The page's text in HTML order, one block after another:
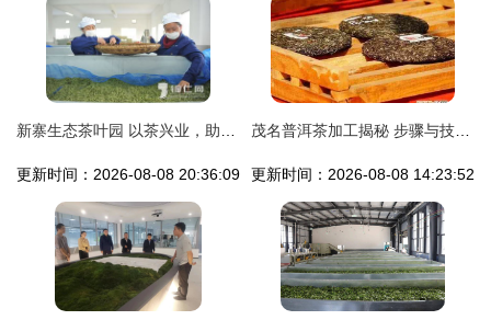
更新时间：2026-08-08 20:36:09 更新时间：2026-08-08 14:23:52